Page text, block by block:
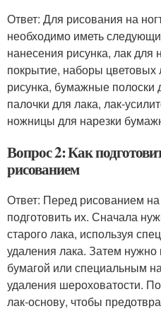
Ответ: Для рисования на
необходимо иметь
нанесения рисунка, лак для
покрытие, наборы цветовых
рисунка, бумажные полоски
палочки для лака, лак-
ножницы для нарезки
Вопрос 2: Как
рисованием
Ответ: Перед рисованием
подготовить их. Сначала
старого лака, используя
удаления лака. Затем нужно
бумагой или специальным
удаления шероховатости.
лак-основу, чтобы